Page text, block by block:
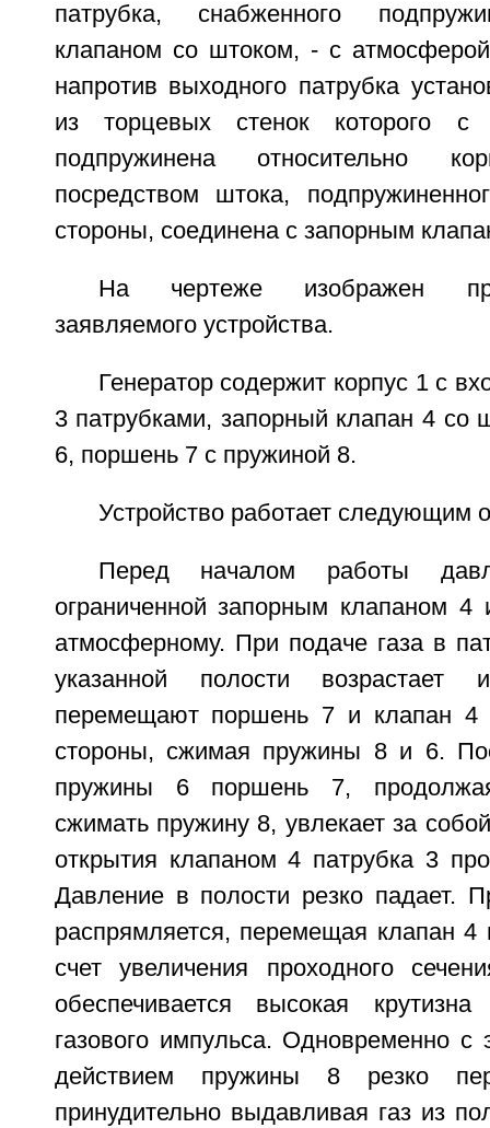
патрубка, снабженного
клапаном со штоком, - с
напротив выходного патрубка
из торцевых стенок которого с
подпружинена относительно
посредством штока,
стороны, соединена с запорным
На чертеже изображен
заявляемого устройства.
Генератор содержит корпус 1 с
3 патрубками, запорный клапан 4 со
6, поршень 7 с пружиной 8.
Устройство работает следующим
Перед началом работы
ограниченной запорным клапаном
атмосферному. При подаче газа в
указанной полости
перемещают поршень 7 и клапан 4
стороны, сжимая пружины 8 и 6.
пружины 6 поршень 7,
сжимать пружину 8, увлекает за
открытия клапаном 4 патрубка 3
Давление в полости резко падает.
распрямляется, перемещая клапан
счет увеличения проходного
обеспечивается высокая
газового импульса. Одновременно
действием пружины 8 резко
принудительно выдавливая газ из